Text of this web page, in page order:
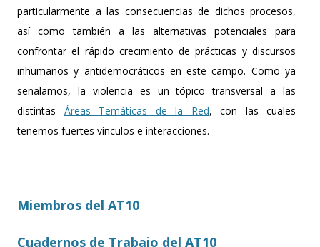
particularmente a las consecuencias de dichos procesos,
así como también a las alternativas potenciales para
confrontar el rápido crecimiento de prácticas y discursos
inhumanos y antidemocráticos en este campo. Como ya
señalamos, la violencia es un tópico transversal a las
distintas Áreas Temáticas de la Red, con las cuales
tenemos fuertes vínculos e interacciones.
Miembros del AT10
Cuadernos de Trabajo del AT10